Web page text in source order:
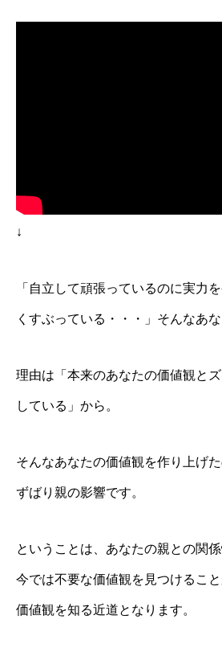
↓
「自立して頑張っているのに実力
くすぶっている・・・」そんなあ
理由は「本来のあなたの価値観と
している」から。
そんなあなたの価値観を作り上げた
ずばり親の影響です。
ということは、あなたの親との関
今では不要な価値観を見つけるこ
価値観を知る近道となります。